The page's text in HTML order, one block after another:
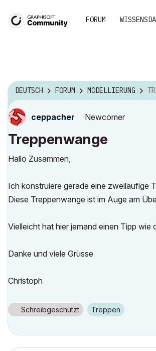
FORUM
DEUTSCH FORUM MODELLIERUNG
ceppacher Newcomer
Treppenwange
Hallo Zusammen,
Ich konstruiere gerade eine zweiläufige
Diese Treppenwange ist im Auge am
Vielleicht hat hier jemand einen Tipp wie
Danke und viele Grüsse
Christoph
Schreibgeschützt Treppen